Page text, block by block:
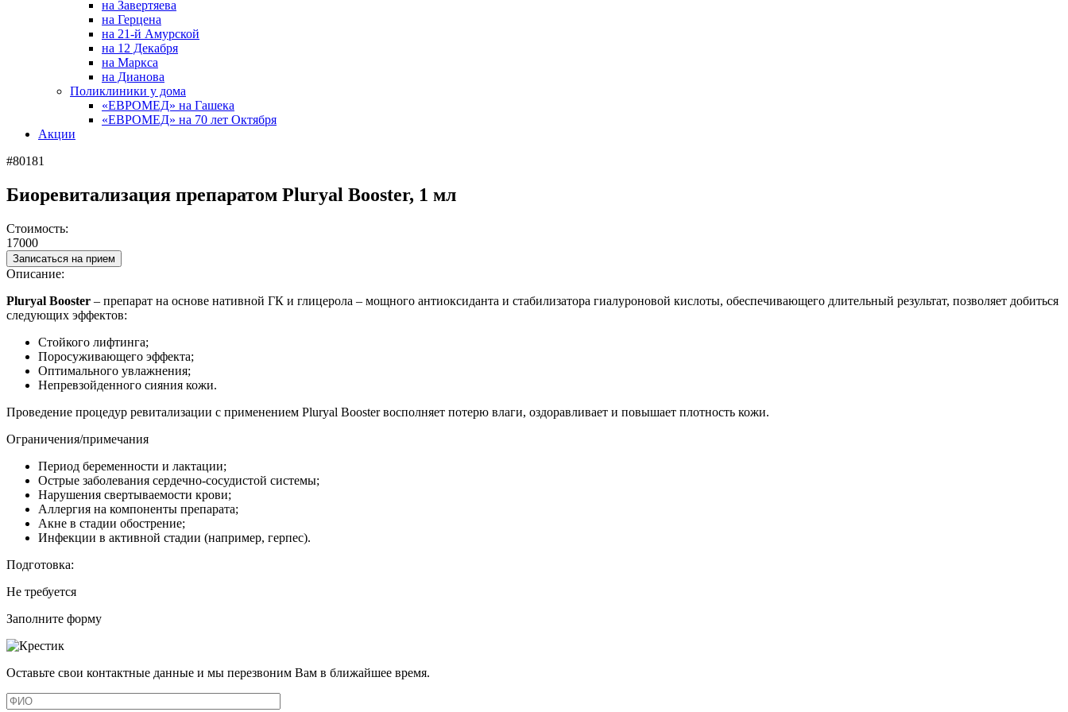
на Завертяева
на Герцена
на 21-й Амурской
на 12 Декабря
на Маркса
на Дианова
Поликлиники у дома
«ЕВРОМЕД» на Гашека
«ЕВРОМЕД» на 70 лет Октября
Акции
#80181
Биоревитализация препаратом Pluryal Booster, 1 мл
Стоимость:
17000
Записаться на прием
Описание:
Pluryal Booster – препарат на основе нативной ГК и глицерола – мощного антиоксиданта и стабилизатора гиалуроновой кислоты, обеспечивающего длительный результат, позволяет добиться
следующих эффектов:
Стойкого лифтинга;
Поросуживающего эффекта;
Оптимального увлажнения;
Непревзойденного сияния кожи.
Проведение процедур ревитализации с применением Pluryal Booster восполняет потерю влаги, оздоравливает и повышает плотность кожи.
Ограничения/примечания
Период беременности и лактации;
Острые заболевания сердечно-сосудистой системы;
Нарушения свертываемости крови;
Аллергия на компоненты препарата;
Акне в стадии обострение;
Инфекции в активной стадии (например, герпес).
Подготовка:
Не требуется
Заполните форму
Оставьте свои контактные данные и мы перезвоним Вам в ближайшее время.